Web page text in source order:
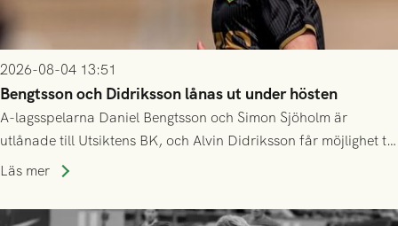
2026-08-04 13:51
Bengtsson och Didriksson lånas ut under hösten
A-lagsspelarna Daniel Bengtsson och Simon Sjöholm är
utlånade till Utsiktens BK, och Alvin Didriksson får möjlighet till
speltid i Hestrafors genom föreningssamarbete.
Läs mer